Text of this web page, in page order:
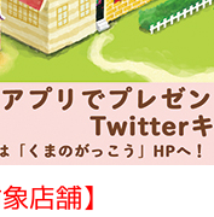
店舗】